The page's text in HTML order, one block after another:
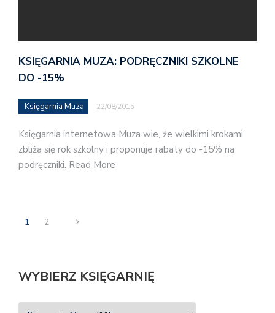
KSIĘGARNIA MUZA: PODRĘCZNIKI SZKOLNE
DO -15%
Księgarnia Muza 22/08/2015
Księgarnia internetowa Muza wie, że wielkimi krokami
zbliża się rok szkolny i proponuje rabaty do -15% na
podręczniki. Read More
1 2
WYBIERZ KSIĘGARNIĘ